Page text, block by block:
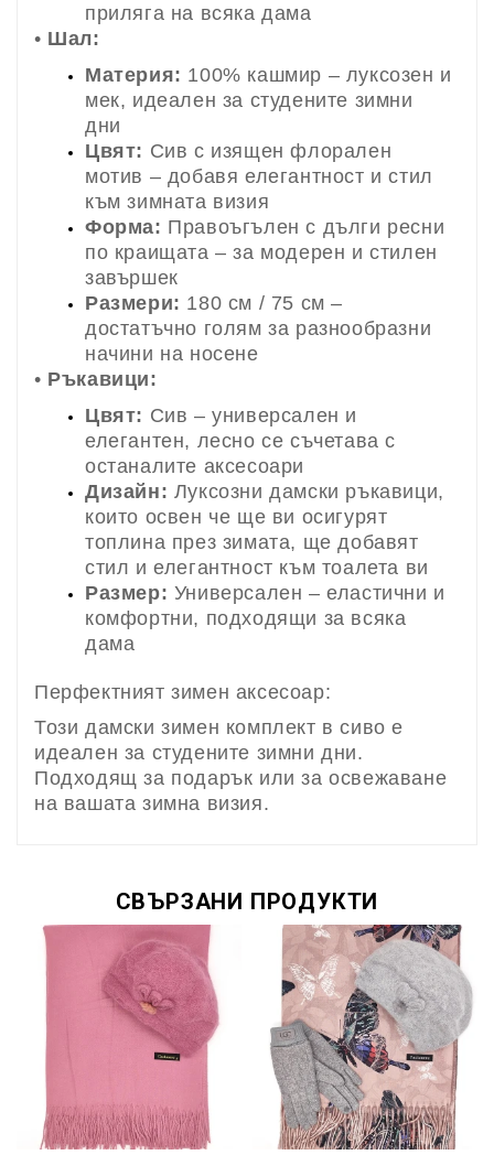
прилягa на всяка дама
• Шал:
Материя: 100% кашмир – луксозен и
мек, идеален за студените зимни
дни
Цвят: Сив с изящен флорален
мотив – добавя елегантност и стил
към зимната визия
Форма: Правоъгълен с дълги ресни
по краищата – за модерен и стилен
завършек
Размери: 180 см / 75 см –
достатъчно голям за разнообразни
начини на носене
• Ръкавици:
Цвят: Сив – универсален и
елегантен, лесно се съчетава с
останалите аксесоари
Дизайн: Луксозни дамски ръкавици,
които освен че ще ви осигурят
топлина през зимата, ще добавят
стил и елегантност към тоалета ви
Размер: Универсален – еластични и
комфортни, подходящи за всяка
дама
Перфектният зимен аксесоар:
Този дамски зимен комплект в сиво е
идеален за студените зимни дни.
Подходящ за подарък или за освежаване
на вашата зимна визия.
СВЪРЗАНИ ПРОДУКТИ